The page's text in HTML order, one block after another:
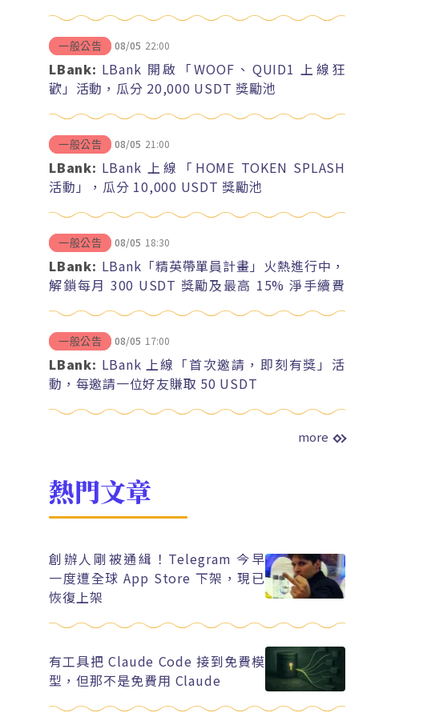
一般公告 08/05 22:00
LBank: LBank 開啟「WOOF、QUID1 上線狂
歡」活動，瓜分 20,000 USDT 獎勵池
一般公告 08/05 21:00
LBank: LBank 上線「HOME TOKEN SPLASH
活動」，瓜分 10,000 USDT 獎勵池
一般公告 08/05 18:30
LBank: LBank「精英帶單員計畫」火熱進行中，
解鎖每月 300 USDT 獎勵及最高 15% 淨手續費
一般公告 08/05 17:00
LBank: LBank 上線「首次邀請，即刻有獎」活
動，每邀請一位好友賺取 50 USDT
more
熱門文章
創辦人剛被通緝！Telegram 今早
一度遭全球 App Store 下架，現已
恢復上架
有工具把 Claude Code 接到免費模
型，但那不是免費用 Claude